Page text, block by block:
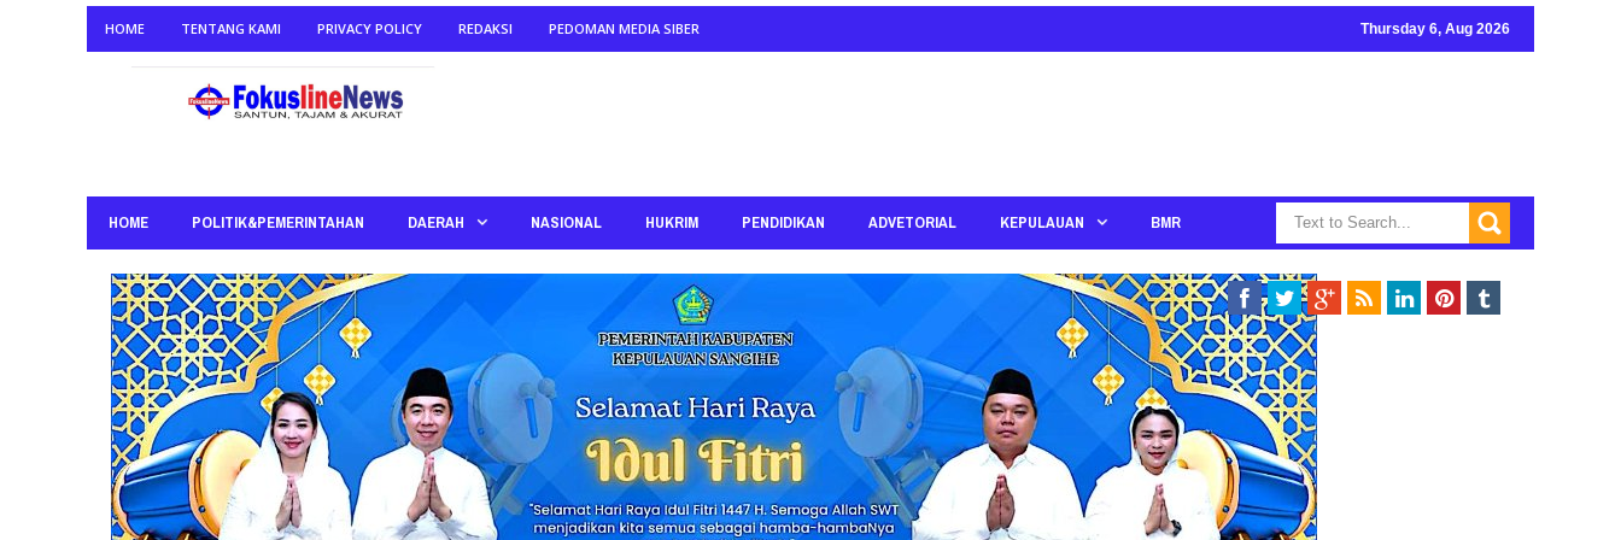
HOME TENTANG KAMI PRIVACY POLICY REDAKSI PEDOMAN MEDIA SIBER Thursday 6, Aug 2026
HOME POLITIK&PEMERINTAHAN DAERAH NASIONAL HUKRIM PENDIDIKAN ADVETORIAL KEPULAUAN BMR